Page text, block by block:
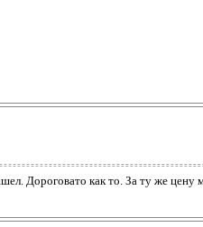
Дороговато как то. За ту же